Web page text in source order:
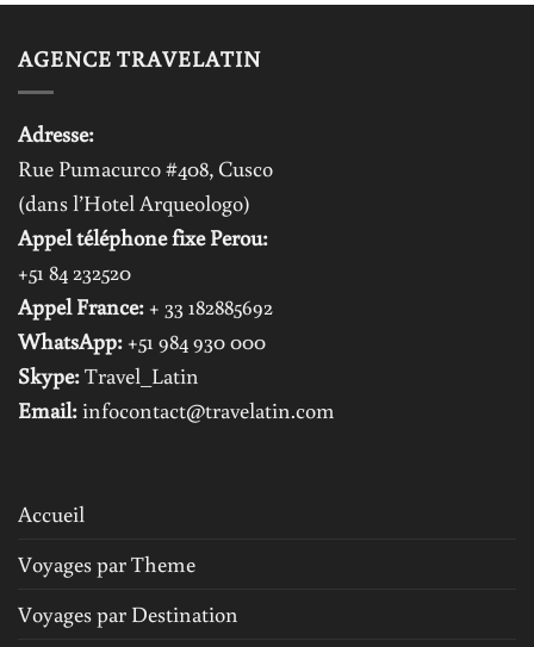
AGENCE TRAVELATIN
Adresse:
Rue Pumacurco #408, Cusco
(dans l’Hotel Arqueologo)
Appel téléphone fixe Perou:
+51 84 232520
Appel France: + 33 182885692
WhatsApp: +51 984 930 000
Skype:Travel_Latin
Email:infocontact@travelatin.com
Accueil
Voyages par Theme
Voyages par Destination